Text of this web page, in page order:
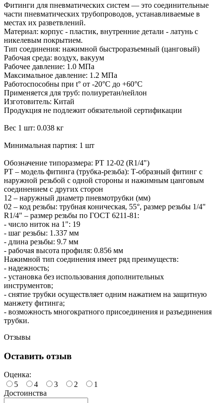
Фитинги для пневматических систем — это соединительные
части пневматических трубопроводов, устанавливаемые в
местах их разветвлений.
Материал: корпус - пластик, внутренние детали - латунь с
никелевым покрытием.
Тип соединения: нажимной быстроразъемный (цанговый)
Рабочая среда: воздух, вакуум
Рабочее давление: 1.0 МПа
Максимальное давление: 1.2 МПа
Работоспособны при t° от -20°С до +60°С
Применяется для труб: полиуретан/нейлон
Изготовитель: Китай
Продукция не подлежит обязательной сертификации
Вес 1 шт: 0.038 кг
Минимальная партия: 1 шт
Обозначение типоразмера: PТ 12-02 (R1/4")
PТ – модель фитинга (трубка-резьба): Т-образный фитинг с
наружной резьбой с одной стороны и нажимным цанговым
соединением с других сторон
12 – наружный диаметр пневмотрубки (мм)
02 – код резьбы: трубная коническая, 55°, размер резьбы 1/4"
R1/4" – размер резьбы по ГОСТ 6211-81:
- число ниток на 1": 19
- шаг резьбы: 1.337 мм
- длина резьбы: 9.7 мм
- рабочая высота профиля: 0.856 мм
Нажимной тип соединения имеет ряд преимуществ:
- надежность;
- установка без использования дополнительных
инструментов;
- снятие трубки осуществляет одним нажатием на защитную
манжету фитинга;
- возможность многократного присоединения и разъединения
трубки.
Отзывы
Оставить отзыв
Оценка:
5
4 3 2
1
Достоинства